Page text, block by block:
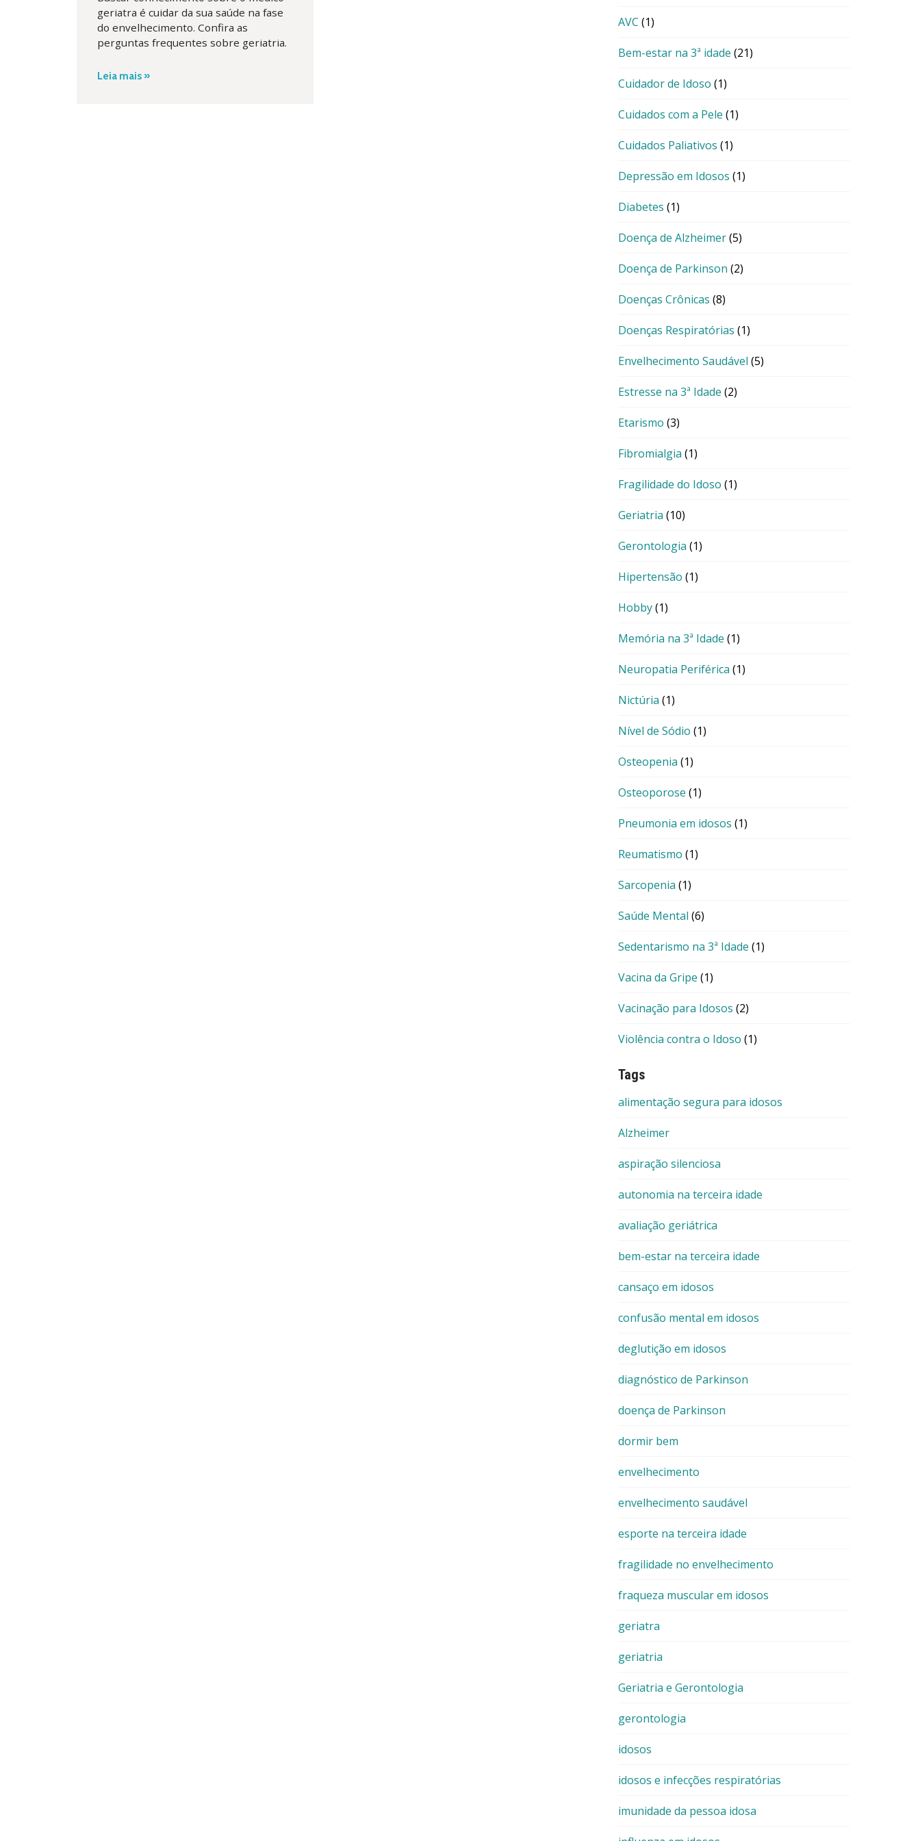
geriatra é cuidar da sua saúde na fase
do envelhecimento. Confira as
perguntas frequentes sobre geriatria.
Leia mais »
AVC (1)
Bem-estar na 3ª idade (21)
Cuidador de Idoso (1)
Cuidados com a Pele (1)
Cuidados Paliativos (1)
Depressão em Idosos (1)
Diabetes (1)
Doença de Alzheimer(5)
Doença de Parkinson (2)
Doenças Crônicas (8)
Doenças Respiratórias (1)
Envelhecimento Saudável (5)
Estresse na 3ª Idade (2)
Etarismo (3)
Fibromialgia (1)
Fragilidade do Idoso (1)
Geriatria (10)
Gerontologia (1)
Hipertensão (1)
Hobby(1)
Memória na 3ª Idade (1)
Neuropatia Periférica (1)
Nictúria (1)
Nível de Sódio (1)
Osteopenia (1)
Osteoporose (1)
Pneumonia em idosos (1)
Reumatismo (1)
Sarcopenia (1)
Saúde Mental (6)
Sedentarismo na 3ª Idade (1)
Vacina da Gripe (1)
Vacinação para Idosos (2)
Violência contra o Idoso (1)
Tags
alimentação segura para idosos
Alzheimer
aspiração silenciosa
autonomia na terceira idade
avaliação geriátrica
bem-estar na terceira idade
cansaço em idosos
confusão mental em idosos
deglutição em idosos
diagnóstico de Parkinson
doença de Parkinson
dormir bem
envelhecimento
envelhecimento saudável
esporte na terceira idade
fragilidade no envelhecimento
fraqueza muscular em idosos
geriatra
geriatria
Geriatria e Gerontologia
gerontologia
idosos
idosos e infecções respiratórias
imunidade da pessoa idosa